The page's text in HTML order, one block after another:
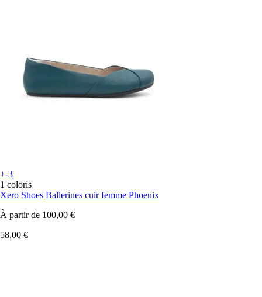
+-3
1 coloris
Xero Shoes Ballerines cuir femme Phoenix
À partir de 100,00 €
58,00 €